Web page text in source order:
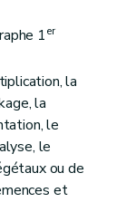
1er
la
la
le
le
ou de
et